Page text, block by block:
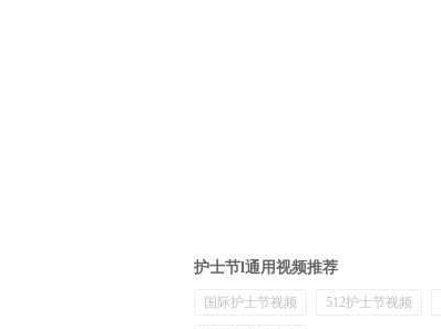
护士节l通用视频推荐
国际护士节视频 512护士节视频